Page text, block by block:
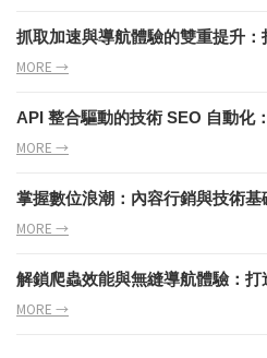
抓取加速與導航體驗的雙重提升
MORE →
API 整合驅動的技術 SEO 自動化
MORE →
掌握數位浪潮：內容行銷與技術基
MORE →
解鎖爬蟲效能與無縫導航體驗：
MORE →